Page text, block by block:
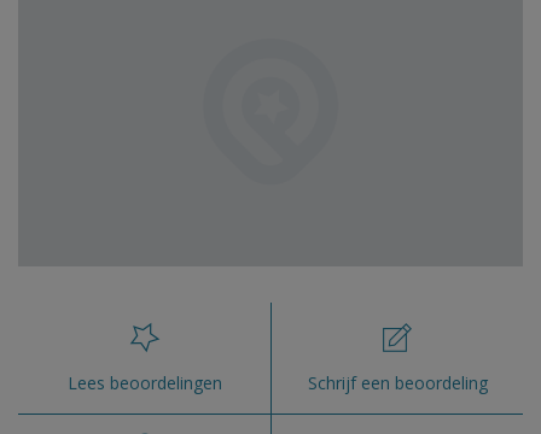
Lees beoordelingen Schrijf een beoordeling